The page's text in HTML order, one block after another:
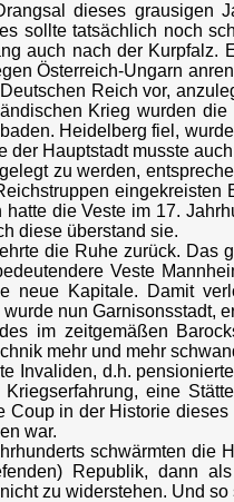
dieses grausigen
sollte tatsächlich noch
auch nach der Kurpfalz.
Österreich-Ungarn
Reich vor,
Krieg wurden
Heidelberg fiel,
der Hauptstadt musste
zu werden,
die Veste im 17.
diese überstand sie.
die Ruhe zurück. Das
Veste
neue Kapitale. Damit
nun Garnisonsstadt,
im zeitgemäßen
mehr und mehr
Invaliden, d.h.
eine
Coup in der Historie
war.
schwärmten die
Republik, dann
zu widerstehen. Und